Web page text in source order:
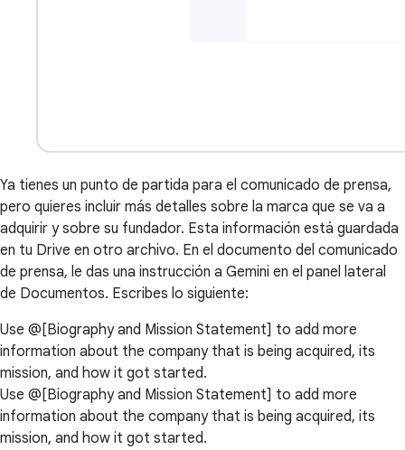
Ya tienes un punto de partida para el comunicado de prensa,
pero quieres incluir más detalles sobre la marca que se va a
adquirir y sobre su fundador. Esta información está guardada
en tu Drive en otro archivo. En el documento del comunicado
de prensa, le das una instrucción a Gemini en el panel lateral
de Documentos. Escribes lo siguiente:
Use @[Biography and Mission Statement] to add more
information about the company that is being acquired, its
mission, and how it got started.
Use @[Biography and Mission Statement] to add more
information about the company that is being acquired, its
mission, and how it got started.